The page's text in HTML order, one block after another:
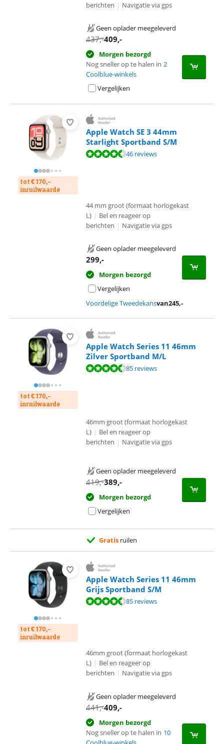
berichten | Navigatie via gps
Geen oplader meegeleverd
437,-409,-
Morgen bezorgd
Nog sneller op te halen in 2
Coolblue-winkels
Vergelijken
tot € 170,-
inruilwaarde
Apple Watch SE 3 44mm
Starlight Sportband S/M
Beoordeling is 9,0 van de 10, gebaseerd op 46 reviews.
46 reviews
44 mm groot (formaat horlogekast
L) | Bel en reageer op
berichten | Navigatie via gps
Geen oplader meegeleverd
299,-
Morgen bezorgd
Vergelijken
Voordelige Tweedekansvan245,-
tot € 170,-
inruilwaarde
Apple Watch Series 11 46mm
Zilver Sportband M/L
Beoordeling is 9,2 van de 10, gebaseerd op 85 reviews.
85 reviews
46mm groot (formaat horlogekast
L) | Bel en reageer op
berichten | Navigatie via gps
Geen oplader meegeleverd
419,-389,-
Morgen bezorgd
Vergelijken
Gratis ruilen
tot € 170,-
inruilwaarde
Apple Watch Series 11 46mm
Grijs Sportband S/M
Beoordeling is 9,2 van de 10, gebaseerd op 85 reviews.
85 reviews
46mm groot (formaat horlogekast
L) | Bel en reageer op
berichten | Navigatie via gps
Geen oplader meegeleverd
441,-409,-
Morgen bezorgd
Nog sneller op te halen in 10